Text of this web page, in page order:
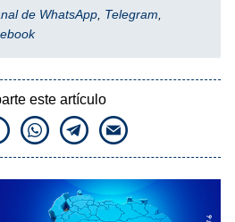
de WhatsApp, Telegram,
este artículo